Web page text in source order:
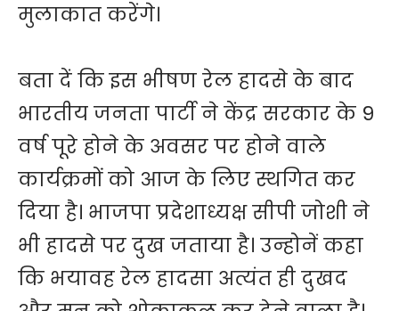
मुलाकात करेंगे।
बता दें कि इस भीषण रेल हादसे के बाद
भारतीय जनता पार्टी ने केंद्र सरकार के 9
वर्ष पूरे होने के अवसर पर होने वाले
कार्यक्रमों को आज के लिए स्थगित कर
दिया है। भाजपा प्रदेशाध्यक्ष सीपी जोशी ने
भी हादसे पर दुख जताया है। उन्होनें कहा
कि भयावह रेल हादसा अत्यंत ही दुखद